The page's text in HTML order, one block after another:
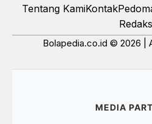
Tentang KamiKontak
Bolapedia.co.id © 2026 |
MEDIA